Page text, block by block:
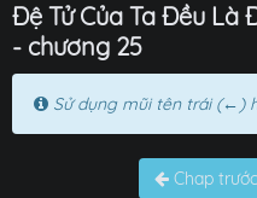
Đệ Tử Của Ta Đều Là
- chương 25
Sử dụng mũi tên trái (←)
Chap trước